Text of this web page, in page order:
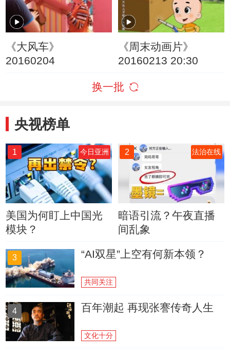
《大风车》
20160204
《周末动画片》
20160213 20:30
换一批
央视榜单
1 今日亚洲
美国为何盯上中国光
模块？
2 法治在线
暗语引流？午夜直播
间乱象
3 “AI双星”上空有何新本领？
共同关注
4 百年潮起 再现张謇传奇人生
文化十分